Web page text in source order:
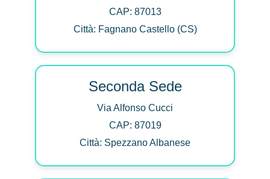
CAP: 87013
Città: Fagnano Castello (CS)
Seconda Sede
Via Alfonso Cucci
CAP: 87019
Città: Spezzano Albanese